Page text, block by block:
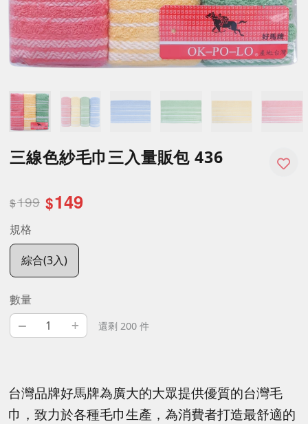
三線色紗毛巾三入量販包 436
$199 $149
規格
綜合(3入)
數量
– + 還剩 200 件
台灣品牌好馬牌為廣大的大眾提供優質的台灣毛
巾，致力於各種毛巾生產，為消費者打造最舒適的